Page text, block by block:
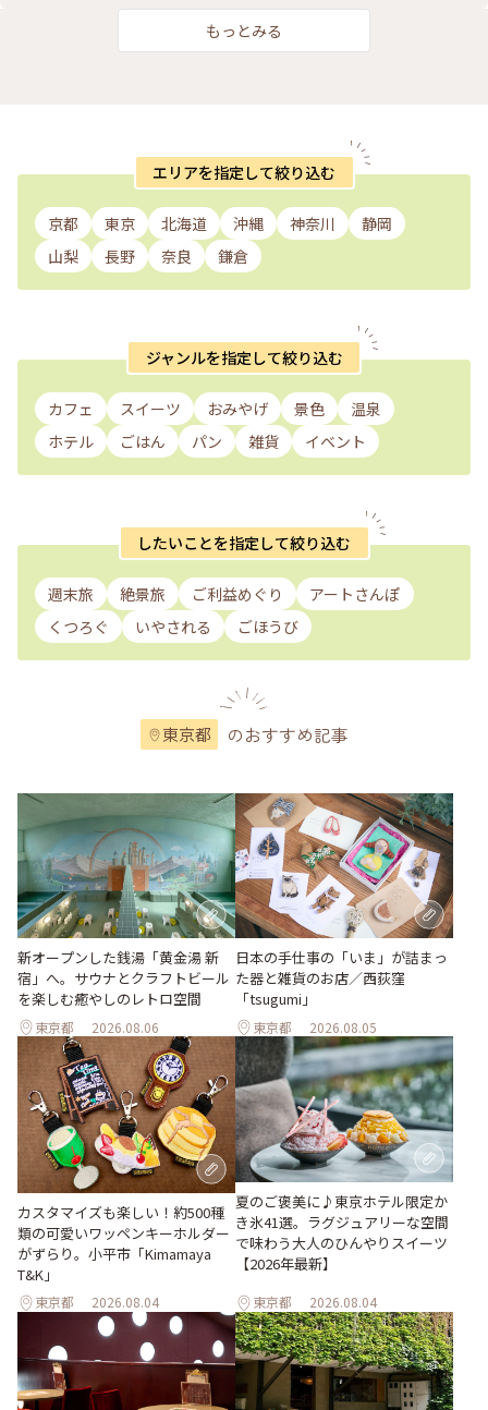
もっとみる
エリアを指定して絞り込む
京都 東京 北海道 沖縄 神奈川
静岡
山梨
長野 奈良 鎌倉
ジャンルを指定して絞り込む
カフェ スイーツ おみやげ 景色
温泉
ホテル
ごはん パン 雑貨 イベント
したいことを指定して絞り込む
週末旅 絶景旅 ご利益めぐり
アートさんぽ
くつろぐ
いやされる ごほうび
東京都 のおすすめ記事
新オープンした銭湯「黄金湯 新
宿」へ。サウナとクラフトビール
を楽しむ癒やしのレトロ空間
東京都 2026.08.06
日本の手仕事の「いま」が詰まっ
た器と雑貨のお店／西荻窪
「tsugumi」
東京都 2026.08.05
カスタマイズも楽しい！約500種
類の可愛いワッペンキーホルダー
がずらり。小平市「Kimamaya
T&K」
東京都 2026.08.04
夏のご褒美に♪東京ホテル限定か
き氷41選。ラグジュアリーな空間
で味わう大人のひんやりスイーツ
【2026年最新】
東京都 2026.08.04